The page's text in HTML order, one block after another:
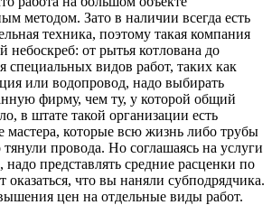
методом. Зато в наличии всегда есть
техника, поэтому такая компания
небоскреб: от рытья котлована до
специальных видов работ, таких как
или водопровод, надо выбирать
фирму, чем ту, у которой общий
в штате такой организации есть
которые всю жизнь либо трубы
провода. Но соглашаясь на услуги
представлять средние расценки по
оказаться, что вы наняли субподрядчика.
цен на отдельные виды работ.